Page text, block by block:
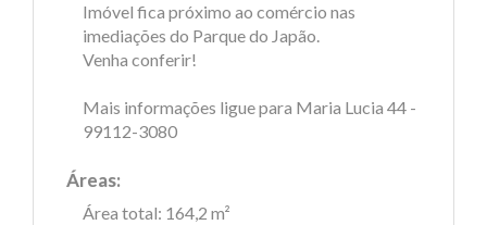
Imóvel fica próximo ao comércio nas
imediações do Parque do Japão.
Venha conferir!
Mais informações ligue para Maria Lucia 44 -
99112-3080
Áreas:
Área total: 164,2 m²